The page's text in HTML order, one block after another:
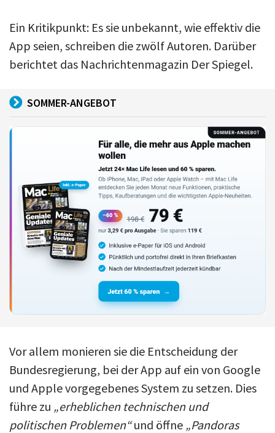
Ein Kritikpunkt: Es sie unbekannt, wie effektiv die
App seien, schreiben die zwölf Autoren. Darüber
berichtet das Nachrichtenmagazin Der Spiegel.
SOMMER-ANGEBOT
Vor allem monieren sie die Entscheidung der
Bundesregierung, bei der App auf ein von Google
und ­Ap­ple vorgegebenes System zu setzen. Dies
führe zu „erheblichen technischen und
politischen Problemen“und öffne „Pandoras